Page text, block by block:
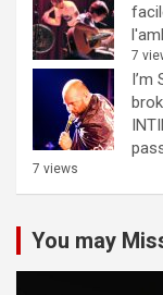
7
I’m
7 views
You may